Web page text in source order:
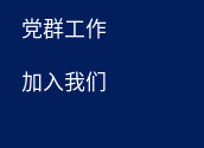
党群工作
加入我们